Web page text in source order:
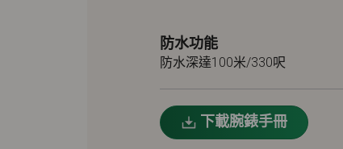
防水功能
防水深達100米/330呎
下載腕錶手冊